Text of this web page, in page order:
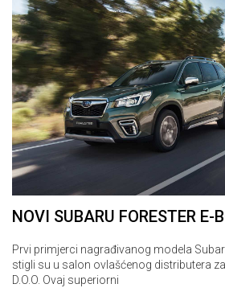
NOVI SUBARU FORESTER E-
Prvi primjerci nagrađivanog modela
stigli su u salon ovlašćenog distributera
D.O.O. Ovaj superiorni